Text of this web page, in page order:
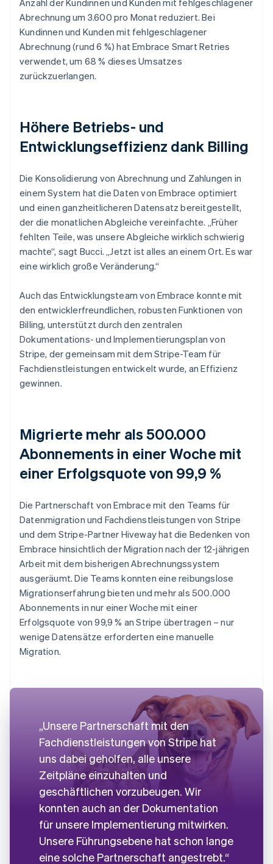
Abrechnung um 3.600 pro Monat reduziert. Bei
Kundinnen und Kunden mit fehlgeschlagener
Abrechnung (rund 6 %) hat Embrace Smart Retries
verwendet, um 68 % dieses Umsatzes
zurückzuerlangen.
Höhere Betriebs- und
Entwicklungseffizienz dank Billing
Die Konsolidierung von Abrechnung und Zahlungen in
einem System hat die Daten von Embrace optimiert
und einen ganzheitlicheren Datensatz bereitgestellt,
der die monatlichen Abgleiche vereinfachte. „Früher
fehlten Teile, was unsere Abgleiche wirklich schwierig
machte“, sagt Bucci. „Jetzt ist alles an einem Ort. Es war
eine wirklich große Veränderung.“
Auch das Entwicklungsteam von Embrace konnte mit
den entwicklerfreundlichen, robusten Funktionen von
Billing, unterstützt durch den zentralen
Dokumentations- und Implementierungsplan von
Stripe, der gemeinsam mit dem Stripe-Team für
Fachdienstleistungen entwickelt wurde, an Effizienz
gewinnen.
Migrierte mehr als 500.000
Abonnements in einer Woche mit
einer Erfolgsquote von 99,9 %
Die Partnerschaft von Embrace mit den Teams für
Datenmigration und Fachdienstleistungen von Stripe
und dem Stripe-Partner Hiveway hat die Bedenken von
Embrace hinsichtlich der Migration nach der 12-jährigen
Arbeit mit dem bisherigen Abrechnungssystem
ausgeräumt. Die Teams konnten eine reibungslose
Migrationserfahrung bieten und mehr als 500.000
Abonnements in nur einer Woche mit einer
Erfolgsquote von 99,9 % an Stripe übertragen – nur
wenige Datensätze erforderten eine manuelle
Migration.
„Unsere Partnerschaft mit den
Fachdienstleistungen von Stripe hat
uns dabei geholfen, alle unsere
Zeitpläne einzuhalten und
geschäftlichen vorzubeugen. Wir
konnten auch an der Dokumentation
für unsere Implementierung mitwirken.
Unsere Führungsebene hat schon lange
eine solche Partnerschaft angestrebt.“